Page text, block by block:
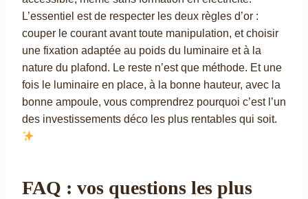
L’essentiel est de respecter les deux règles d’or :
couper le courant avant toute manipulation, et choisir
une fixation adaptée au poids du luminaire et à la
nature du plafond. Le reste n’est que méthode. Et une
fois le luminaire en place, à la bonne hauteur, avec la
bonne ampoule, vous comprendrez pourquoi c’est l’un
des investissements déco les plus rentables qui soit.
FAQ : vos questions les plus